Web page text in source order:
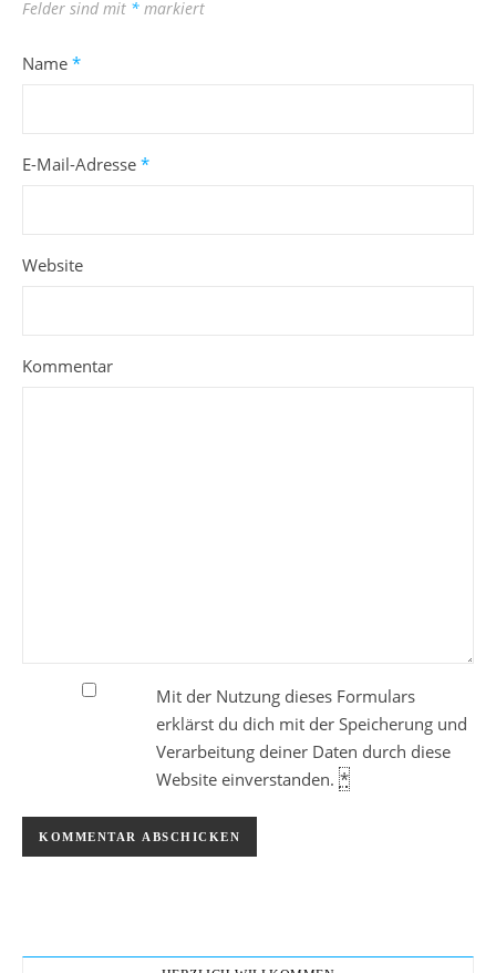
Felder sind mit * markiert
Name *
E-Mail-Adresse *
Website
Kommentar
Mit der Nutzung dieses Formulars
erklärst du dich mit der Speicherung und
Verarbeitung deiner Daten durch diese
Website einverstanden. *